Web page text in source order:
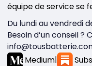
équipe de service se
Du lundi au vendredi
Besoin d’un conseil ?
Medium|